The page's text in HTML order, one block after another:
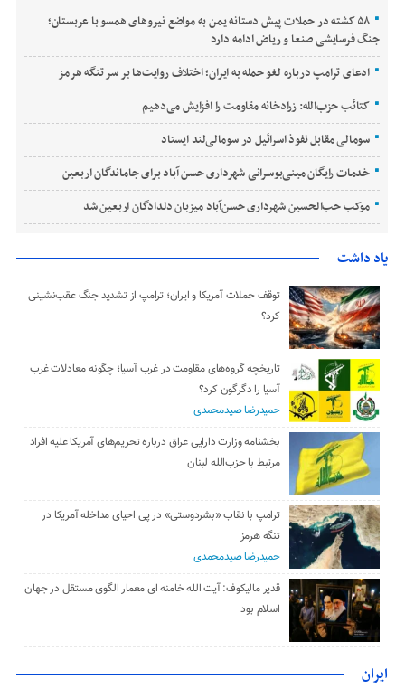
۵۸ کشته در حملات پیش دستانه یمن به مواضع نیروهای همسو با عربستان؛
جنگ فرسایشی صنعا و ریاض ادامه دارد
ادعای ترامپ درباره لغو حمله به ایران؛ اختلاف روایت‌ها بر سر تنگه هرمز
کتائب حزب‌الله: زرادخانه مقاومت را افزایش می‌دهیم
سومالی مقابل نفوذ اسرائیل در سومالی‌لند ایستاد
خدمات رایگان مینی‌بوسرانی شهرداری حسن‌ آباد برای جاماندگان اربعین
موکب حب‌الحسین شهرداری حسن‌آباد میزبان دلدادگان اربعین شد
یاد داشت
توقف حملات آمریکا و ایران؛ ترامپ از تشدید جنگ عقب‌نشینی
کرد؟
تاریخچه گروه‌های مقاومت در غرب آسیا؛ چگونه معادلات غرب
آسیا را دگرگون کرد؟
حمیدرضا صیدمحمدی
بخشنامه وزارت دارایی عراق درباره تحریم‌های آمریکا علیه افراد
مرتبط با حزب‌الله لبنان
ترامپ با نقاب «بشردوستی» در پی احیای مداخله آمریکا در
تنگه هرمز
حمیدرضا صیدمحمدی
قدیر مالیکوف: آیت‌ الله خامنه‌ ای معمار الگوی مستقل در جهان
اسلام بود
ایران